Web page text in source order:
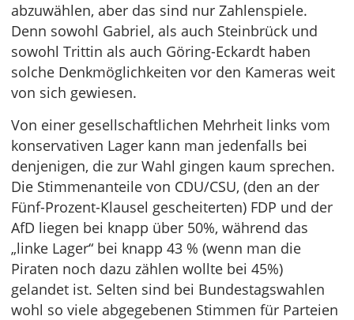
abzuwählen, aber das sind nur Zahlenspiele.
Denn sowohl Gabriel, als auch Steinbrück und
sowohl Trittin als auch Göring-Eckardt haben
solche Denkmöglichkeiten vor den Kameras weit
von sich gewiesen.
Von einer gesellschaftlichen Mehrheit links vom
konservativen Lager kann man jedenfalls bei
denjenigen, die zur Wahl gingen kaum sprechen.
Die Stimmenanteile von CDU/CSU, (den an der
Fünf-Prozent-Klausel gescheiterten) FDP und der
AfD liegen bei knapp über 50%, während das
„linke Lager“ bei knapp 43 % (wenn man die
Piraten noch dazu zählen wollte bei 45%)
gelandet ist. Selten sind bei Bundestagswahlen
wohl so viele abgegebenen Stimmen für Parteien